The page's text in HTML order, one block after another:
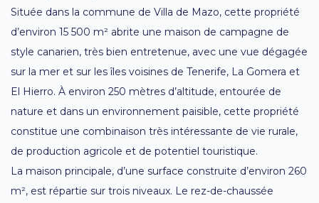
Située dans la commune de Villa de Mazo, cette propriété
d’environ 15 500 m² abrite une maison de campagne de
style canarien, très bien entretenue, avec une vue dégagée
sur la mer et sur les îles voisines de Tenerife, La Gomera et
El Hierro. À environ 250 mètres d’altitude, entourée de
nature et dans un environnement paisible, cette propriété
constitue une combinaison très intéressante de vie rurale,
de production agricole et de potentiel touristique.
La maison principale, d’une surface construite d’environ 260
m², est répartie sur trois niveaux. Le rez-de-chaussée